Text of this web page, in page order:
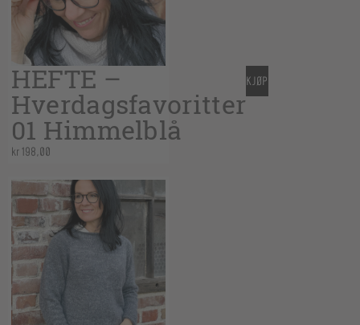
HEFTE –
Hverdagsfavoritter
01 Himmelblå
kr198,00
KJØP